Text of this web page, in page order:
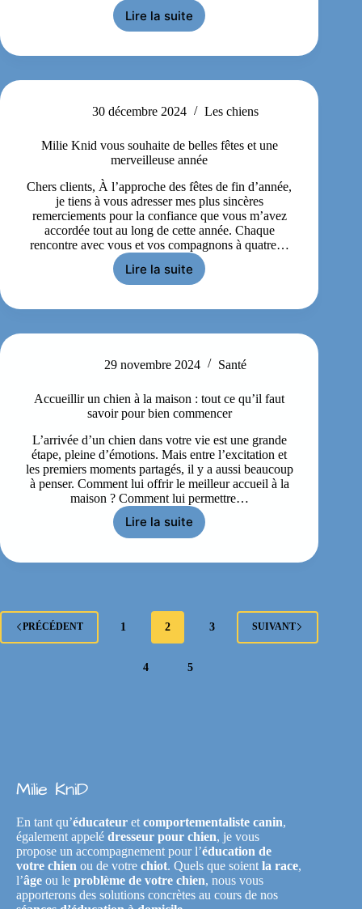
Lire la suite
30 décembre 2024 Les chiens
Milie Knid vous souhaite de belles fêtes et une
merveilleuse année
Chers clients, À l’approche des fêtes de fin d’année,
je tiens à vous adresser mes plus sincères
remerciements pour la confiance que vous m’avez
accordée tout au long de cette année. Chaque
rencontre avec vous et vos compagnons à quatre…
Lire la suite
29 novembre 2024 Santé
Accueillir un chien à la maison : tout ce qu’il faut
savoir pour bien commencer
L’arrivée d’un chien dans votre vie est une grande
étape, pleine d’émotions. Mais entre l’excitation et
les premiers moments partagés, il y a aussi beaucoup
à penser. Comment lui offrir le meilleur accueil à la
maison ? Comment lui permettre…
Lire la suite
PRÉCÉDENT 1 2 3
4 5
SUIVANT
Milie KniD
En tant qu’éducateur et comportementaliste canin,
également appelé dresseur pour chien, je vous
propose un accompagnement pour l’éducation de
votre chien ou de votre chiot. Quels que soient la race,
l’âge ou le problème de votre chien, nous vous
apporterons des solutions concrètes au cours de nos